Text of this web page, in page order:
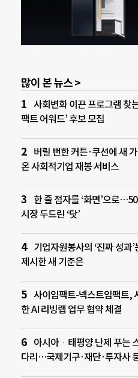
많이 본 뉴스 >
사회변화 이끈 프로그램 찾
팩트 어워드’ 후보 모집
버릴 뻔한 커튼·쿠션에 새
온 사회적기업 재봉 서비스
한 줄 점자를 ‘화면’으로
시장 두드린 ‘닷’
기업자원봉사의 ‘진짜 성과
제시한 새 기준은
사이임팩트-넥스트임팩트,
한 AI 리빙랩 업무 협약 체결
아시아ㆍ태평양 난제 푸는
다리…국제기구·재단·투자사